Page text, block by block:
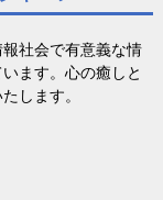
社会で有意義な情
ます。心の癒しと
します。